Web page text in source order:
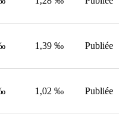
1,39 ‰ Publiée
1,02 ‰ Publiée